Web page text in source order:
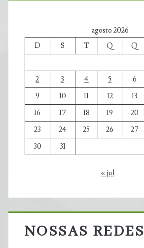
agosto 2026
D
S T Q Q
2
3 4 5 6
9
10 11 12 13
16
17 18 19 20
23
24 25 26 27
30
31
« jul
NOSSAS REDES